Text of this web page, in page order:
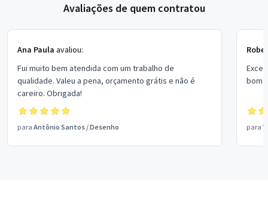
Avaliações de quem contratou
Ana Paula avaliou:
Fui muito bem atendida com um trabalho de
qualidade. Valeu a pena, orçamento grátis e não é
careiro. Obrigada!
para Antônio Santos /Desenho
bom
para